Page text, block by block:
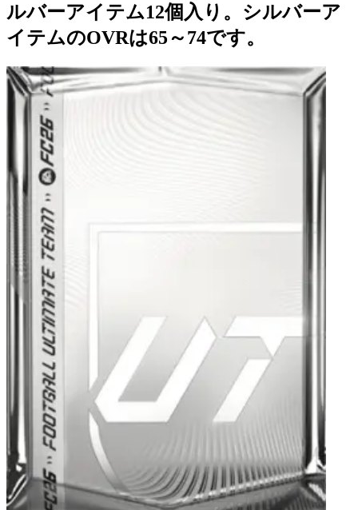
ルバーアイテム12個入り。シルバーア
イテムのOVRは65～74です。